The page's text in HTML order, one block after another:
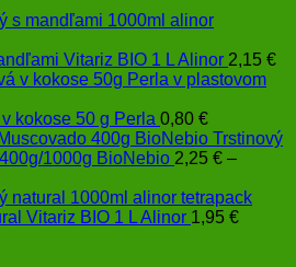
Vitariz BIO 1 L Alinor 2,15 €
kokose 50 g Perla 0,80 €
Trstinový
1000g BioNebio 2,25 € –
Vitariz BIO 1 L Alinor 1,95 €